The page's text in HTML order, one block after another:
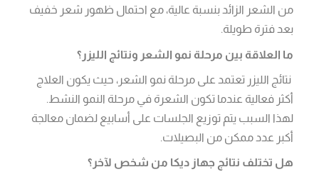
من الشعر الزائد بنسبة عالية، مع احتمال ظهور شعر خفيف
بعد فترة طويلة.
ما العلاقة بين مرحلة نمو الشعر ونتائج الليزر؟
نتائج الليزر تعتمد على مرحلة نمو الشعر، حيث يكون العلاج
أكثر فعالية عندما تكون الشعرة في مرحلة النمو النشط.
لهذا السبب يتم توزيع الجلسات على أسابيع لضمان معالجة
أكبر عدد ممكن من البصيلات.
هل تختلف نتائج جهاز ديكا من شخص لآخر؟